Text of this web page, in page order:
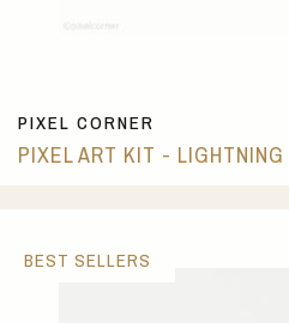
PIXEL CORNER
PIXEL ART KIT -
BEST SELLERS